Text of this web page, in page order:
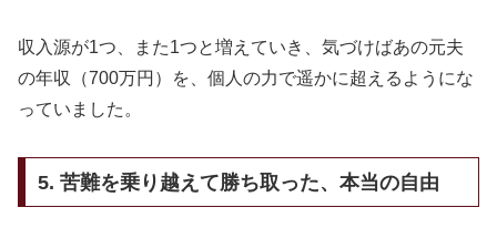
収入源が1つ、また1つと増えていき、気づけばあの元夫
の年収（700万円）を、個人の力で遥かに超えるようにな
っていました。
5. 苦難を乗り越えて勝ち取った、本当の自由